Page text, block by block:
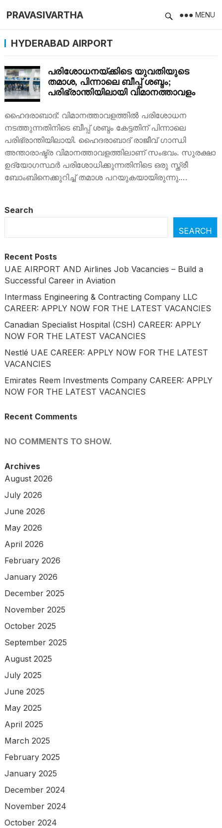
PRAVASIVARTHA MENU
HYDERABAD AIRPORT
പരിശോധനയ്ക്കിടെ യുവതിയുടെ
തമാശ, പിന്നാലെ ബീപ്പ് ശബ്ദം;
പരിഭ്രാന്തിയിലായി വിമാനത്താവളം
ഹൈദരാബാദ്: വിമാനത്താവളത്തില്‍ പരിശോധന
നടത്തുന്നതിനിടെ ബീപ്പ് ശബ്ദം കേട്ടതിന് പിന്നാലെ
പരിഭ്രാന്തിയിലായി. ഹൈദരാബാദ് രാജീവ് ഗാന്ധി
അന്താരാഷ്ട്ര വിമാനത്താവളത്തിലാണ് സംഭവം. സുരക്ഷാ
ഉദ്യോഗസ്ഥര്‍ പരിശോധിക്കുന്നതിനിടെ ഒരു സ്ത്രീ
ബോംബിനെക്കുറിച്ച് തമാശ പറയുകയായിരുന്നു.…
Search
SEARCH
Recent Posts
UAE AIRPORT AND Airlines Job Vacancies – Build a
Successful Career in Aviation
Intermass Engineering & Contracting Company LLC
CAREER: APPLY NOW FOR THE LATEST VACANCIES
Canadian Specialist Hospital (CSH) CAREER: APPLY
NOW FOR THE LATEST VACANCIES
Nestlé UAE CAREER: APPLY NOW FOR THE LATEST
VACANCIES
Emirates Reem Investments Company CAREER: APPLY
NOW FOR THE LATEST VACANCIES
Recent Comments
NO COMMENTS TO SHOW.
Archives
August 2026
July 2026
June 2026
May 2026
April 2026
February 2026
January 2026
December 2025
November 2025
October 2025
September 2025
August 2025
July 2025
June 2025
May 2025
April 2025
March 2025
February 2025
January 2025
December 2024
November 2024
October 2024